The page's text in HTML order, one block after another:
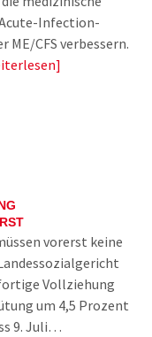
Infection-
ME/CFS verbessern.
vorerst keine
Vollziehung
um 4,5 Prozent
9. Juli…